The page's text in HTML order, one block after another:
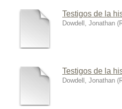
Testigos de la
Dowdell, Jonathan (
Testigos de la
Dowdell, Jonathan (